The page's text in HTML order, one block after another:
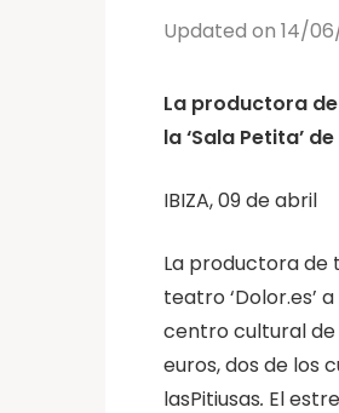
Updated on 14/
La productora
la ‘Sala Petita’
IBIZA, 09 de abril
La productora de
teatro ‘Dolor.es’
centro cultural de
euros, dos de los
lasPitiusas. El